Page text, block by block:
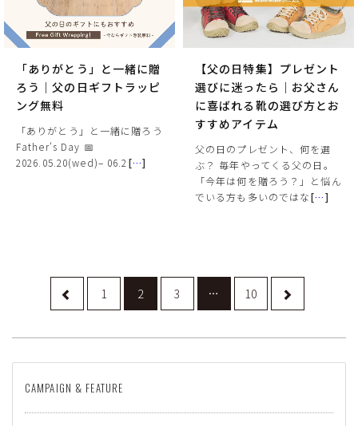
「ありがとう」と一緒に贈
ろう｜父の日ギフトラッピ
ング無料
「ありがとう」と一緒に贈ろう
Father's Day 📅
2026.05.20(wed)– 06.2 […]
【父の日特集】プレゼント
選びに迷ったら｜お父さん
に喜ばれる靴の選び方とお
すすめアイテム
父の日のプレゼント、何を選
ぶ？ 毎年やってくる父の日。
「今年は何を贈ろう？」と悩ん
でいる方も多いのではな[…]
1 2 3 … 10
CAMPAIGN & FEATURE